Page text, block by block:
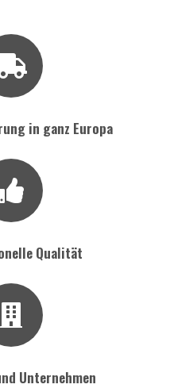
in ganz Europa
Qualität
Unternehmen